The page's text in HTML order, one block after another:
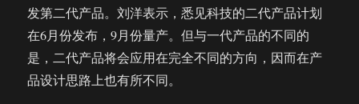
发第二代产品。刘洋表示，悉见科技的二代产品计划
在6月份发布，9月份量产。但与一代产品的不同的
是，二代产品将会应用在完全不同的方向，因而在产
品设计思路上也有所不同。